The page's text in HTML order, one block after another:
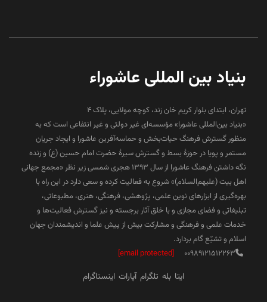
بنیاد بین المللی عاشوراء
تهران، ابتدای بلوار کریم خان زند، کوچه مولایی، پلاک 4
«بنیاد بین‌المللی عاشورا» مؤسسه‌ای غیر دولتی و غیر انتفاعی است که به
منظور گسترش فرهنگ حیات‌بخش و حماسه‌آفرین عاشورا و ایجاد جریان
مستمر و پویا در حوزۀ بسط و گسترش سیرۀ حضرت امام حسین (ع) و زنده
نگه داشتن فرهنگ عاشورا از سال ۱۳۹۳ هجری شمسی زیر نظر «مجمع جهانی
اهل بیت (علیهم‌السلام)» شروع به فعالیت کرده و سعی دارد در این راه با
بهره‌گیری از ابزارهای نوین علمی، پژوهشی، فرهنگی، هنری، مطبوعاتی،
تبلیغاتی و فضای مجازی و با خلق آثار برجسته و نیز گسترش فعالیت‌ها و
خدمات علمی و فرهنگی و مشارکت بیش از پیش علما و اندیشمندان جهان
اسلام و تشیّع گام بردارد.
00989121512263
[email protected]
ایتا بله تلگرام آپارات اینستاگرام